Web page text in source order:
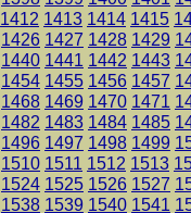
1412 1413 1414 1415
1426 1427 1428 1429
1440 1441 1442 1443
1454 1455 1456 1457
1468 1469 1470 1471
1482 1483 1484 1485
1496 1497 1498 1499
1510 1511 1512 1513
1524 1525 1526 1527
1538 1539 1540 1541